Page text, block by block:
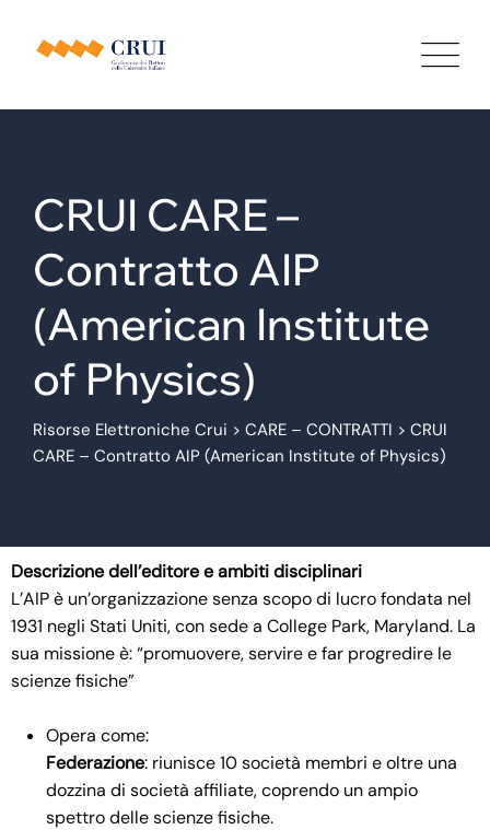
CRUI CARE –
Contratto AIP
(American Institute
of Physics)
Risorse Elettroniche Crui > CARE – CONTRATTI > CRUI
CARE – Contratto AIP (American Institute of Physics)
Descrizione dell’editore e ambiti disciplinari
L’AIP è un’organizzazione senza scopo di lucro fondata nel
1931 negli Stati Uniti, con sede a College Park, Maryland. La
sua missione è: “promuovere, servire e far progredire le
scienze fisiche”
Opera come:
Federazione: riunisce 10 società membri e oltre una
dozzina di società affiliate, coprendo un ampio
spettro delle scienze fisiche.